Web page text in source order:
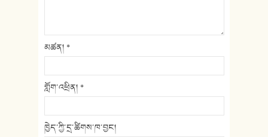
མཚན། *
གློག་འཕྲིན། *
ཁྱེད་ཀྱི་དྲ་ཚིགས་ཁ་བྱང།